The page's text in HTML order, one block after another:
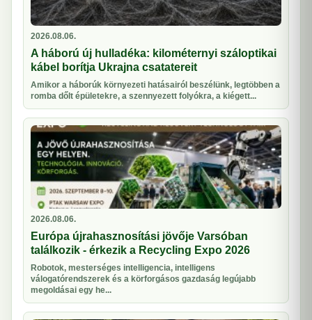
2026.08.06.
A háború új hulladéka: kilométernyi száloptikai
kábel borítja Ukrajna csatatereit
Amikor a háborúk környezeti hatásairól beszélünk, legtöbben a
romba dőlt épületekre, a szennyezett folyókra, a kiégett...
2026.08.06.
Európa újrahasznosítási jövője Varsóban
találkozik - érkezik a Recycling Expo 2026
Robotok, mesterséges intelligencia, intelligens
válogatórendszerek és a körforgásos gazdaság legújabb
megoldásai egy he...